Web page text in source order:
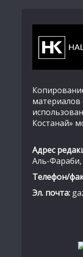
материалов
Костанай»
Адрес
Аль-Фараби,
Телефон/
Эл. почта: